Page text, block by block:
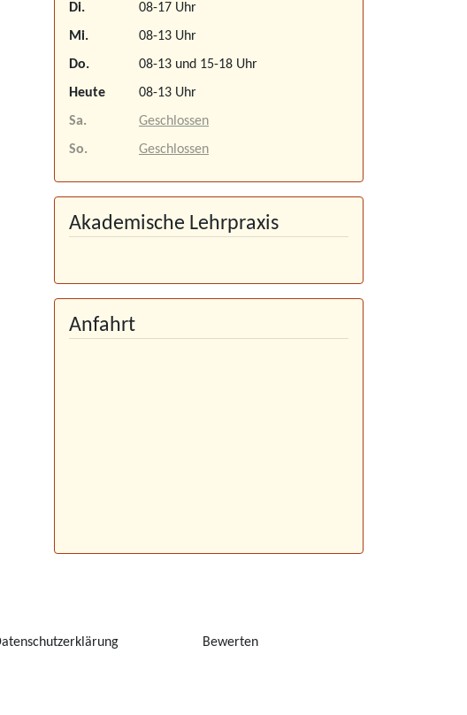
Di.
08-17 Uhr
Mi.
08-13 Uhr
Do.
08-13 und 15-18 Uhr
Heute
08-13 Uhr
Sa.
Geschlossen
So.
Geschlossen
Akademische Lehrpraxis
Anfahrt
Bewerten